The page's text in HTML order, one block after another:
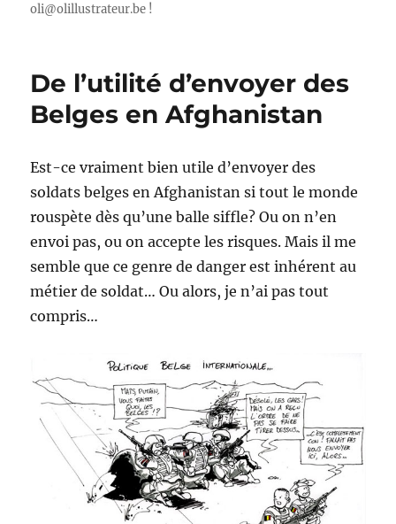
oli@olillustrateur.be !
De l’utilité d’envoyer des
Belges en Afghanistan
Est-ce vraiment bien utile d’envoyer des
soldats belges en Afghanistan si tout le monde
rouspète dès qu’une balle siffle? Ou on n’en
envoi pas, ou on accepte les risques. Mais il me
semble que ce genre de danger est inhérent au
métier de soldat… Ou alors, je n’ai pas tout
compris…